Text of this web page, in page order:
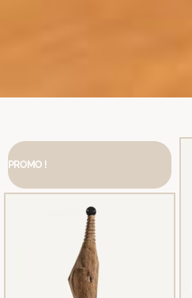
PROMO !
Le
initial
759,00 €.
Le
699,00 €.